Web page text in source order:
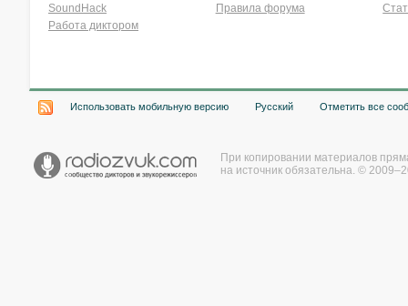
SoundHack
Работа диктором
Правила форума
Использовать мобильную версию Русский Отметить все
При копировании материалов
на источник обязательна. ©